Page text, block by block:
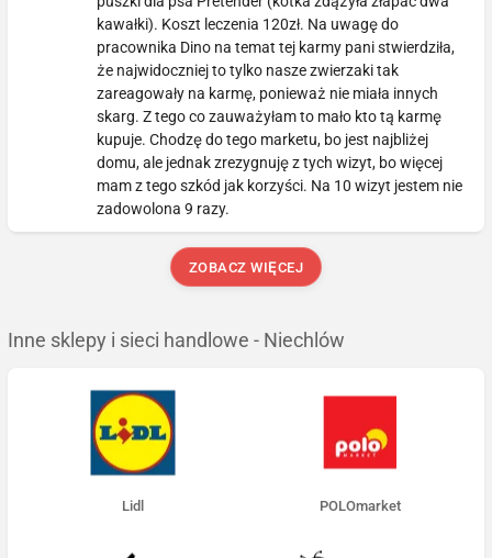
kawałki). Koszt leczenia 120zł. Na uwagę do
pracownika Dino na temat tej karmy pani stwierdziła,
że najwidoczniej to tylko nasze zwierzaki tak
zareagowały na karmę, ponieważ nie miała innych
skarg. Z tego co zauważyłam to mało kto tą karmę
kupuje. Chodzę do tego marketu, bo jest najbliżej
domu, ale jednak zrezygnuję z tych wizyt, bo więcej
mam z tego szkód jak korzyści. Na 10 wizyt jestem nie
zadowolona 9 razy.
ZOBACZ WIĘCEJ
Inne sklepy i sieci handlowe - Niechlów
Lidl POLOmarket